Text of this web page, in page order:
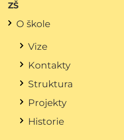
ZŠ
O škole
Vize
Kontakty
Struktura
Projekty
Historie